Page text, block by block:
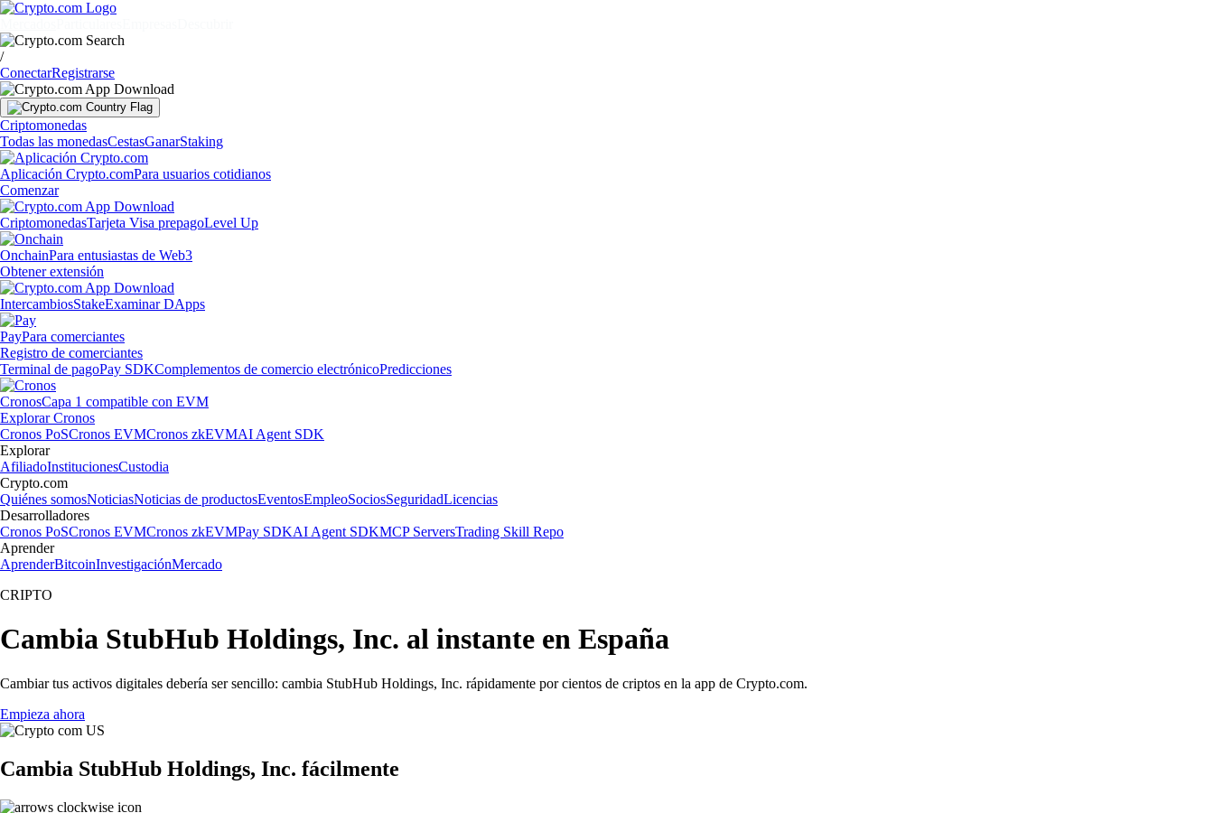
/
ConectarRegistrarse
Criptomonedas
Todas las monedasCestasGanarStaking
Aplicación Crypto.comPara usuarios cotidianos
Comenzar
CriptomonedasTarjeta Visa prepagoLevel Up
OnchainPara entusiastas de Web3
Obtener extensión
IntercambiosStakeExaminar DApps
PayPara comerciantes
Registro de comerciantes
Terminal de pagoPay SDKComplementos de comercio electrónicoPredicciones
CronosCapa 1 compatible con EVM
Explorar Cronos
Cronos PoSCronos EVMCronos zkEVMAI Agent SDK
Explorar
AfiliadoInstitucionesCustodia
Crypto.com
Quiénes somosNoticiasNoticias de productosEventosEmpleoSociosSeguridadLicencias
Desarrolladores
Cronos PoSCronos EVMCronos zkEVMPay SDKAI Agent SDKMCP ServersTrading Skill Repo
Aprender
AprenderBitcoinInvestigaciónMercado
CRIPTO
Cambia StubHub Holdings, Inc. al instante en España
Cambiar tus activos digitales debería ser sencillo: cambia StubHub Holdings, Inc. rápidamente por cientos de criptos en la app de Crypto.com.
Empieza ahora
Cambia StubHub Holdings, Inc. fácilmente